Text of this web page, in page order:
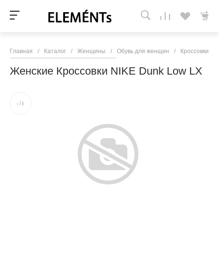
Главная / Каталог / Женщины / Обувь для женщин / Кроссовки и
Женские Кроссовки NIKE Dunk Low LX